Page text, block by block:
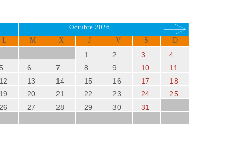
Octubre 2026
L M X J V S D
1 2 3
4
5
6 7 8 9 10
11
12
13 14 15 16 17
18
19
20 21 22 23 24
25
26
27 28 29 30 31